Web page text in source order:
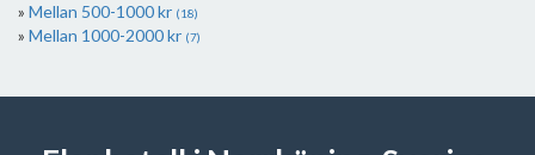
Mellan 500-1000 kr (18)
Mellan 1000-2000 kr (7)